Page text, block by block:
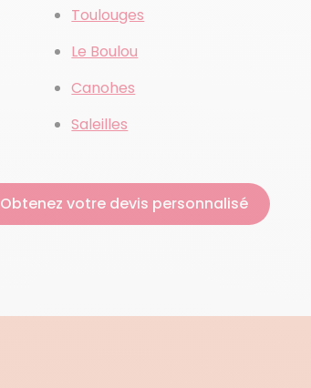
Toulouges
Le Boulou
Canohes
Saleilles
Obtenez votre devis personnalisé